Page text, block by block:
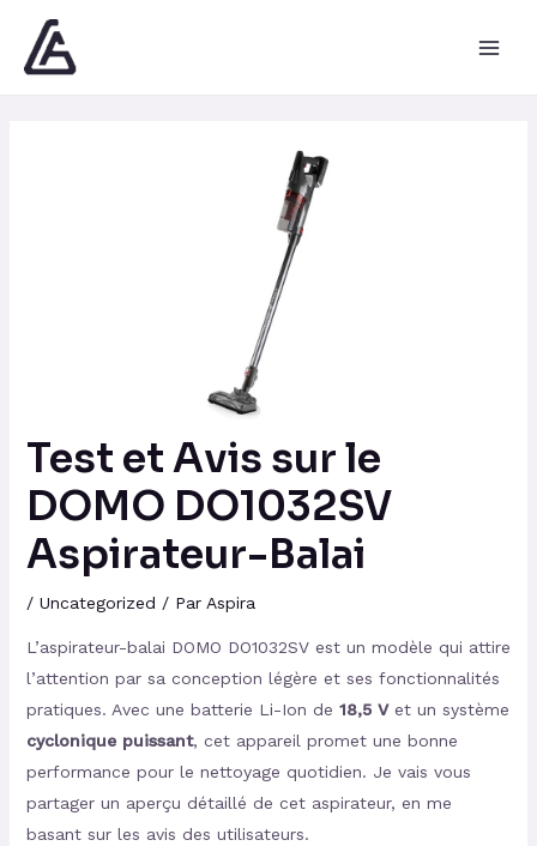
contenu
Test et Avis sur le
DOMO DO1032SV
Aspirateur-Balai
/ Uncategorized / Par Aspira
L’aspirateur-balai DOMO DO1032SV est un modèle qui attire
l’attention par sa conception légère et ses fonctionnalités
pratiques. Avec une batterie Li-Ion de 18,5 Vet un système
cyclonique puissant, cet appareil promet une bonne
performance pour le nettoyage quotidien. Je vais vous
partager un aperçu détaillé de cet aspirateur, en me
basant sur les avis des utilisateurs.
des
articles